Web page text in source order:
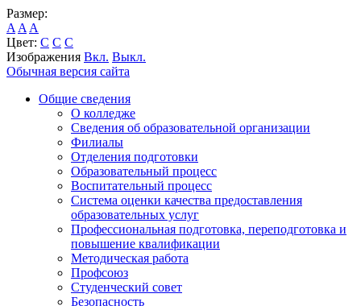
Размер:
A A A
Цвет: C C C
Изображения Вкл. Выкл.
Обычная версия сайта
Общие сведения
О колледже
Сведения об образовательной организации
Филиалы
Отделения подготовки
Образовательный процесс
Воспитательный процесс
Система оценки качества предоставления
образовательных услуг
Профессиональная подготовка, переподготовка и
повышение квалификации
Методическая работа
Профсоюз
Студенческий совет
Безопасность